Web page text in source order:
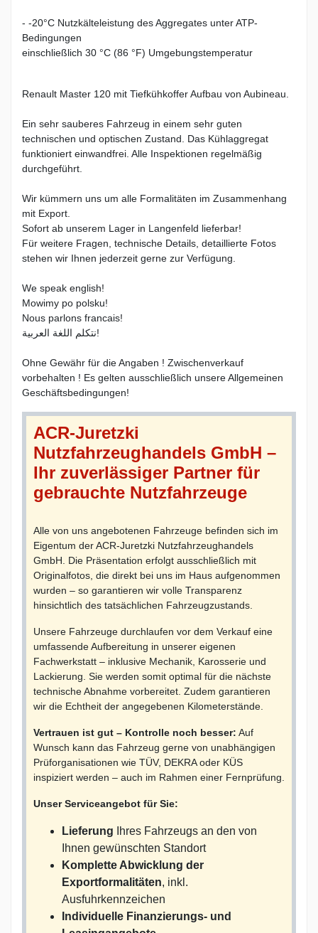
- -20°C Nutzkälteleistung des Aggregates unter ATP-
Bedingungen
einschließlich 30 °C (86 °F) Umgebungstemperatur
Renault Master 120 mit Tiefkühkoffer Aufbau von Aubineau.
Ein sehr sauberes Fahrzeug in einem sehr guten
technischen und optischen Zustand. Das Kühlaggregat
funktioniert einwandfrei. Alle Inspektionen regelmäßig
durchgeführt.
Wir kümmern uns um alle Formalitäten im Zusammenhang
mit Export.
Sofort ab unserem Lager in Langenfeld lieferbar!
Für weitere Fragen, technische Details, detaillierte Fotos
stehen wir Ihnen jederzeit gerne zur Verfügung.
We speak english!
Mowimy po polsku!
Nous parlons francais!
نتكلم اللغة العربية!
Ohne Gewähr für die Angaben ! Zwischenverkauf
vorbehalten ! Es gelten ausschließlich unsere Allgemeinen
Geschäftsbedingungen!
ACR-Juretzki
Nutzfahrzeughandels GmbH –
Ihr zuverlässiger Partner für
gebrauchte Nutzfahrzeuge
Alle von uns angebotenen Fahrzeuge befinden sich im
Eigentum der ACR-Juretzki Nutzfahrzeughandels
GmbH. Die Präsentation erfolgt ausschließlich mit
Originalfotos, die direkt bei uns im Haus aufgenommen
wurden – so garantieren wir volle Transparenz
hinsichtlich des tatsächlichen Fahrzeugzustands.
Unsere Fahrzeuge durchlaufen vor dem Verkauf eine
umfassende Aufbereitung in unserer eigenen
Fachwerkstatt – inklusive Mechanik, Karosserie und
Lackierung. Sie werden somit optimal für die nächste
technische Abnahme vorbereitet. Zudem garantieren
wir die Echtheit der angegebenen Kilometerstände.
Vertrauen ist gut – Kontrolle noch besser: Auf
Wunsch kann das Fahrzeug gerne von unabhängigen
Prüforganisationen wie TÜV, DEKRA oder KÜS
inspiziert werden – auch im Rahmen einer Fernprüfung.
Unser Serviceangebot für Sie:
Lieferung Ihres Fahrzeugs an den von
Ihnen gewünschten Standort
Komplette Abwicklung der
Exportformalitäten, inkl.
Ausfuhrkennzeichen
Individuelle Finanzierungs- und